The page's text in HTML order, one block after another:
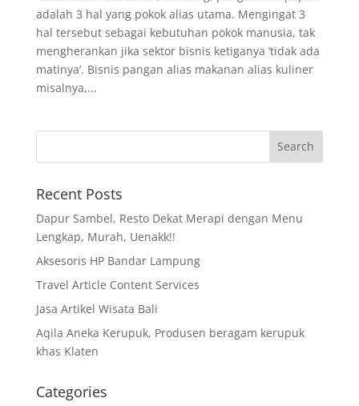
adalah 3 hal yang pokok alias utama. Mengingat 3
hal tersebut sebagai kebutuhan pokok manusia, tak
mengherankan jika sektor bisnis ketiganya ‘tidak ada
matinya’. Bisnis pangan alias makanan alias kuliner
misalnya,...
Recent Posts
Dapur Sambel, Resto Dekat Merapi dengan Menu
Lengkap, Murah, Uenakk!!
Aksesoris HP Bandar Lampung
Travel Article Content Services
Jasa Artikel Wisata Bali
Aqila Aneka Kerupuk, Produsen beragam kerupuk
khas Klaten
Categories